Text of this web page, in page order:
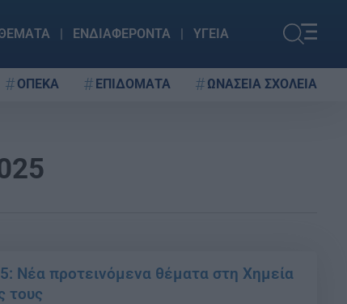
ΕΝΔΙΑΦΕΡΟΝΤΑ ΥΓΕΙΑ
ΟΠΕΚΑ ΕΠΙΔΟΜΑΤΑ ΩΝΑΣΕΙΑ ΣΧΟΛΕΙΑ
Νέα προτεινόμενα θέματα στη Χημεία
τους